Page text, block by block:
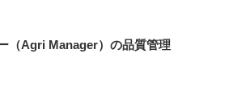
（Agri Manager）の品質管理